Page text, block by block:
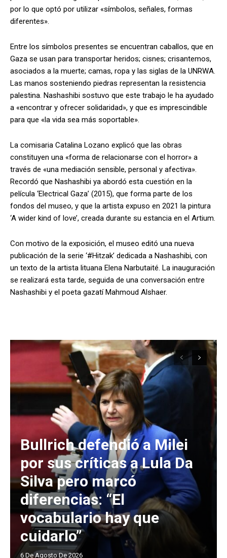
por lo que optó por utilizar «símbolos, señales, formas
diferentes».
Entre los símbolos presentes se encuentran caballos, que en
Gaza se usan para transportar heridos; cisnes; crisantemos,
asociados a la muerte; camas, ropa y las siglas de la UNRWA.
Las manos sosteniendo piedras representan la resistencia
palestina. Nashashibi sostuvo que este trabajo le ha ayudado
a «encontrar y ofrecer solidaridad», y que es imprescindible
para que «la vida sea más soportable».
La comisaria Catalina Lozano explicó que las obras
constituyen una «forma de relacionarse con el horror» a
través de «una mediación sensible, personal y afectiva».
Recordó que Nashashibi ya abordó esta cuestión en la
película ‘Electrical Gaza’ (2015), que forma parte de los
fondos del museo, y que la artista expuso en 2021 la pintura
‘A wider kind of love’, creada durante su estancia en el Artium.
Con motivo de la exposición, el museo editó una nueva
publicación de la serie ‘#Hitzak’ dedicada a Nashashibi, con
un texto de la artista lituana Elena Narbutaité. La inauguración
se realizará esta tarde, seguida de una conversación entre
Nashashibi y el poeta gazatí Mahmoud Alshaer.
Bullrich defendió a Milei
por sus críticas a Lula Da
Silva pero marcó
diferencias: “El
vocabulario hay que
cuidarlo”
6 De Agosto De 2026